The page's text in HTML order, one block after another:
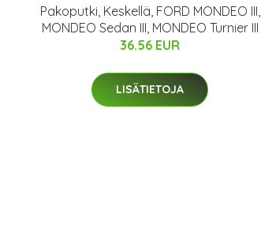
Pakoputki, Keskellä, FORD MONDEO III,
MONDEO Sedan III, MONDEO Turnier III
36.56 EUR
LISÄTIETOJA